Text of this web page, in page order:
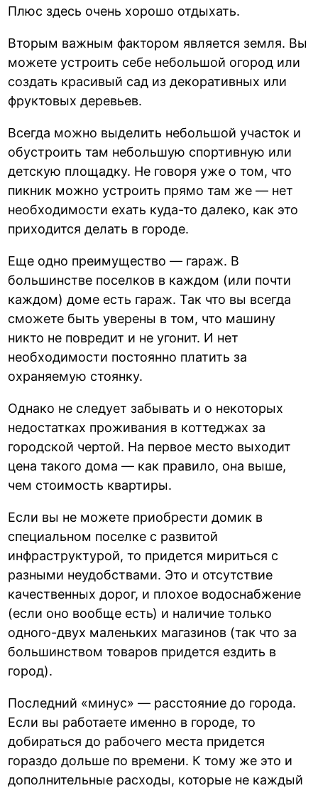
Плюс здесь очень хорошо отдыхать.
Вторым важным фактором является земля. Вы
можете устроить себе небольшой огород или
создать красивый сад из декоративных или
фруктовых деревьев.
Всегда можно выделить небольшой участок и
обустроить там небольшую спортивную или
детскую площадку. Не говоря уже о том, что
пикник можно устроить прямо там же — нет
необходимости ехать куда-то далеко, как это
приходится делать в городе.
Еще одно преимущество — гараж. В
большинстве поселков в каждом (или почти
каждом) доме есть гараж. Так что вы всегда
сможете быть уверены в том, что машину
никто не повредит и не угонит. И нет
необходимости постоянно платить за
охраняемую стоянку.
Однако не следует забывать и о некоторых
недостатках проживания в коттеджах за
городской чертой. На первое место выходит
цена такого дома — как правило, она выше,
чем стоимость квартиры.
Если вы не можете приобрести домик в
специальном поселке с развитой
инфраструктурой, то придется мириться с
разными неудобствами. Это и отсутствие
качественных дорог, и плохое водоснабжение
(если оно вообще есть) и наличие только
одного-двух маленьких магазинов (так что за
большинством товаров придется ездить в
город).
Последний «минус» — расстояние до города.
Если вы работаете именно в городе, то
добираться до рабочего места придется
гораздо дольше по времени. К тому же это и
дополнительные расходы, которые не каждый